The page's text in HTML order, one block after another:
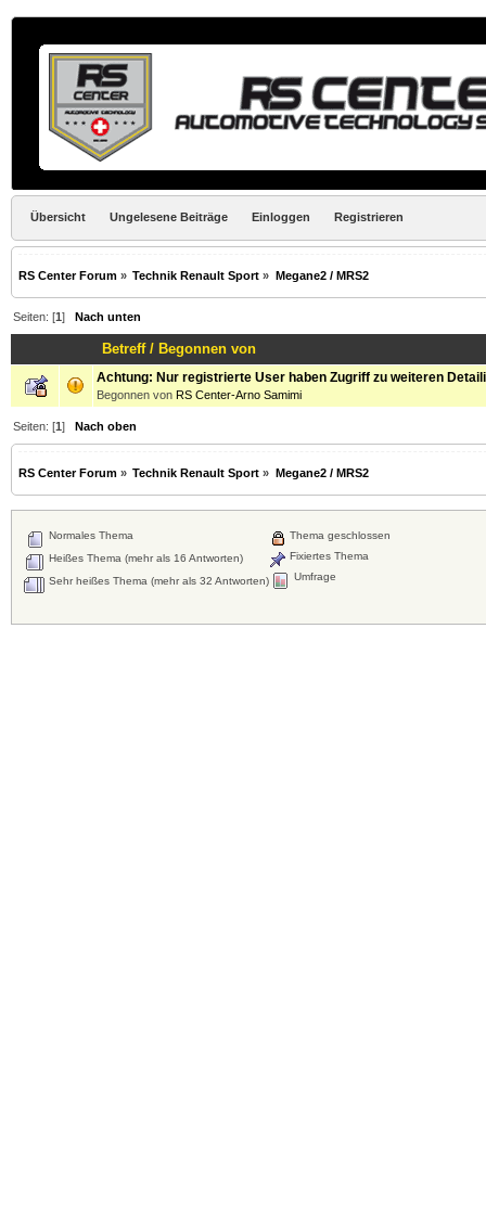
Übersicht Ungelesene Beiträge Einloggen Registrieren
RS Center Forum » Technik Renault Sport » Megane2 / MRS2
Seiten: [1] Nach unten
Betreff/ Begonnen von
Achtung: Nur registrierte User haben Zugriff zu weiteren
Begonnen von RS Center-Arno Samimi
Seiten: [1]Nach oben
RS Center Forum » Technik Renault Sport » Megane2 / MRS2
Normales Thema
Heißes Thema (mehr als 16 Antworten)
Sehr heißes Thema (mehr als 32 Antworten)
Thema geschlossen
Fixiertes Thema
Umfrage